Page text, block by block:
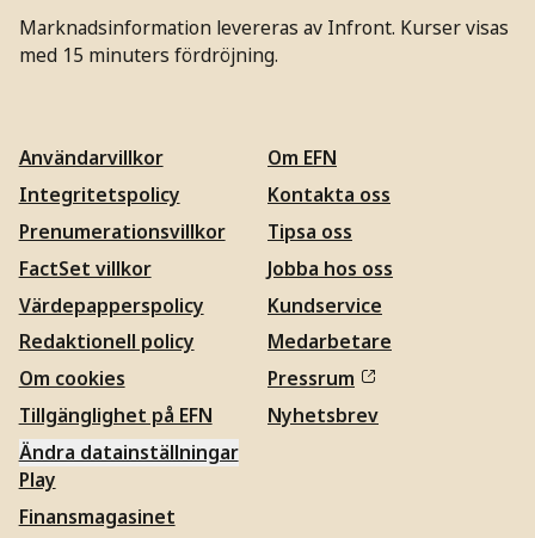
Marknadsinformation levereras av Infront. Kurser visas
med 15 minuters fördröjning.
Användarvillkor
Integritetspolicy
Prenumerationsvillkor
FactSet villkor
Värdepapperspolicy
Redaktionell policy
Om cookies
Tillgänglighet på EFN
Ändra datainställningar
Om EFN
Kontakta oss
Tipsa oss
Jobba hos oss
Kundservice
Medarbetare
Pressrum
Nyhetsbrev
Play
Finansmagasinet